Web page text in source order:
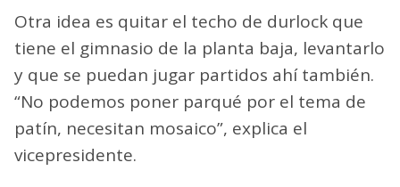
Otra idea es quitar el techo de durlock que
tiene el gimnasio de la planta baja, levantarlo
y que se puedan jugar partidos ahí también.
“No podemos poner parqué por el tema de
patín, necesitan mosaico”, explica el
vicepresidente.